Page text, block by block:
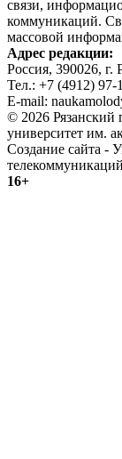
связи,
коммуникаций.
массовой
Адрес редакции:
Россия, 390026, г.
Тел.: +7 (4912) 97-
E-mail:
© 2026 Рязанский
университет им.
Создание сайта -
16+